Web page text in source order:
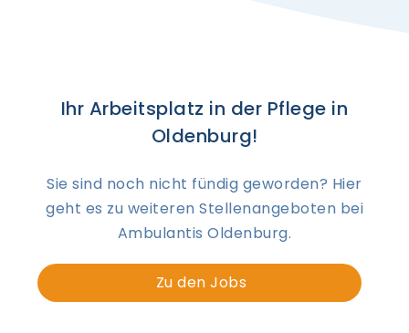
Ihr Arbeitsplatz in der Pflege in
Oldenburg!
Sie sind noch nicht fündig geworden? Hier
geht es zu weiteren Stellenangeboten bei
Ambulantis Oldenburg.
Zu den Jobs